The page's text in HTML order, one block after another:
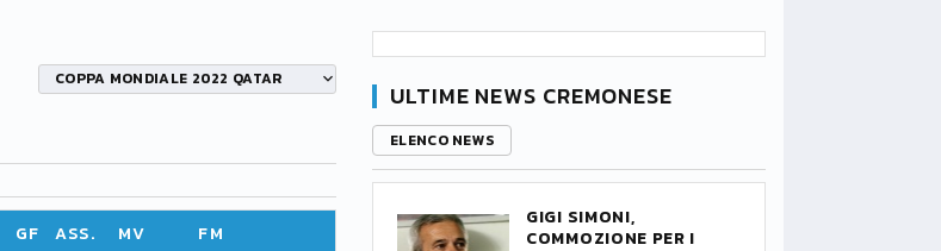
COPPA MONDIALE 2022 QATAR
GF ASS. MV
FM
ULTIME NEWS CREMONESE
ELENCO NEWS
GIGI SIMONI,
COMMOZIONE PER I